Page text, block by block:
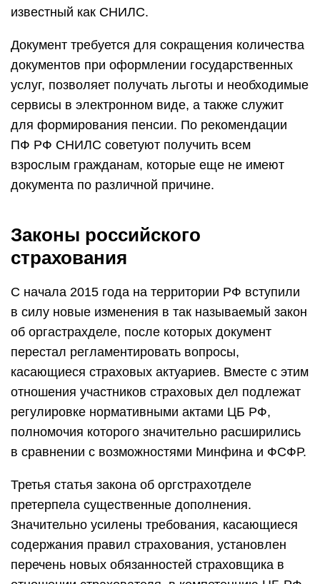
известный как СНИЛС.
Документ требуется для сокращения количества
документов при оформлении государственных
услуг, позволяет получать льготы и необходимые
сервисы в электронном виде, а также служит
для формирования пенсии. По рекомендации
ПФ РФ СНИЛС советуют получить всем
взрослым гражданам, которые еще не имеют
документа по различной причине.
Законы российского
страхования
С начала 2015 года на территории РФ вступили
в силу новые изменения в так называемый закон
об оргастрахделе, после которых документ
перестал регламентировать вопросы,
касающиеся страховых актуариев. Вместе с этим
отношения участников страховых дел подлежат
регулировке нормативными актами ЦБ РФ,
полномочия которого значительно расширились
в сравнении с возможностями Минфина и ФСФР.
Третья статья закона об оргстрахотделе
претерпела существенные дополнения.
Значительно усилены требования, касающиеся
содержания правил страхования, установлен
перечень новых обязанностей страховщика в